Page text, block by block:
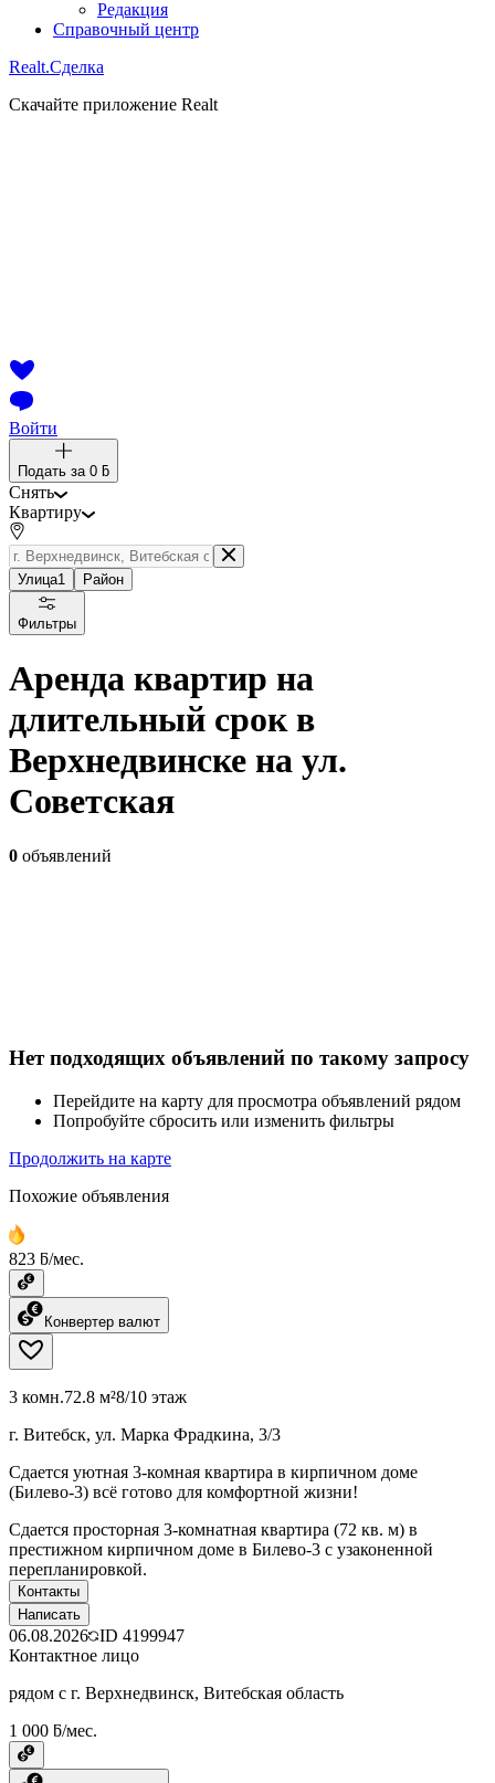
Редакция
Справочный центр
Realt.Сделка
Скачайте приложение Realt
Войти
Подать за 0 ƃ
Снять
Квартиру
Улица1 Район
Фильтры
Аренда квартир на
длительный срок в
Верхнедвинске на ул.
Советская
0 объявлений
Нет подходящих объявлений по такому запросу
Перейдите на карту для просмотра объявлений рядом
Попробуйте сбросить или изменить фильтры
Продолжить на карте
Похожие объявления
823 ƃ/мес.
Конвертер валют
3 комн.72.8 м²8/10 этаж
г. Витебск, ул. Марка Фрадкина, 3/3
Сдается уютная 3-комная квартира в кирпичном доме
(Билево-3) всё готово для комфортной жизни!
Сдается просторная 3-комнатная квартира (72 кв. м) в
престижном кирпичном доме в Билево-3 с узаконенной
перепланировкой.
Контакты
Написать
06.08.2026 ID 4199947
Контактное лицо
рядом с г. Верхнедвинск, Витебская область
1 000 ƃ/мес.